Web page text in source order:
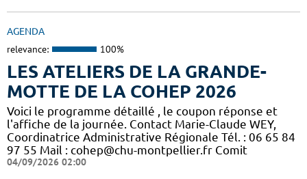
AGENDA
relevance: 100%
LES ATELIERS DE LA GRANDE-
MOTTE DE LA COHEP 2026
Voici le programme détaillé , le coupon réponse et
l'affiche de la journée. Contact Marie-Claude WEY,
Coordinatrice Administrative Régionale Tél. : 06 65 84
97 55 Mail : cohep@chu-montpellier.fr Comit
04/09/2026 02:00